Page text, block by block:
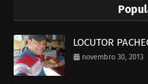
LOCUTOR
novembro 30, 2013